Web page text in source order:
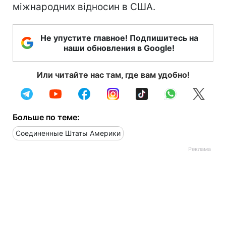
міжнародних відносин в США.
Не упустите главное! Подпишитесь на
наши обновления в Google!
Или читайте нас там, где вам удобно!
Больше по теме:
Соединенные Штаты Америки